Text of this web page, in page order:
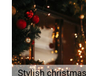
Stylish